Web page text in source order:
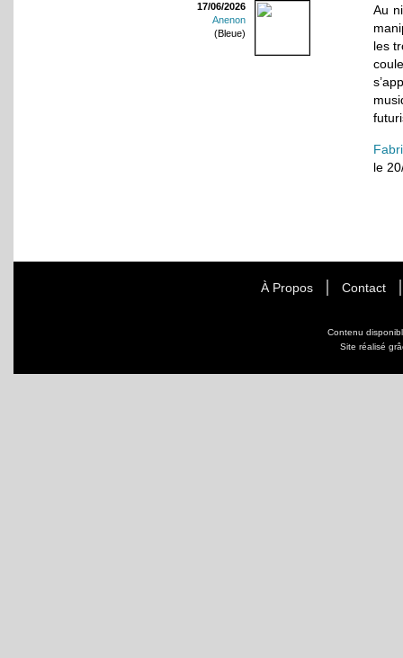
17/06/2026
Anenon
(Bleue)
Au
les
le
À Propos Contact
Contenu
Site réalisé